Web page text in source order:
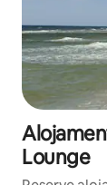
Lounge